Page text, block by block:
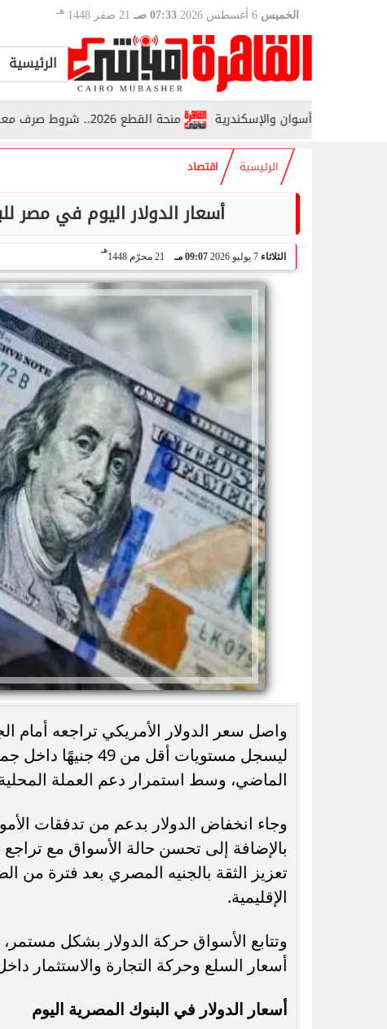
الخميس 07:33 صـ 21 صفر 1448 هـ
الرئيسية
منحة القطع 2026.. شروط صرف معاش عام كامل للابن أو الأخ وأسوان والإسكندرية
الرئيسية اقتصاد
أسعار الدولار اليوم في مصر
الثلاثاء 7 يوليو 2026 09:07 مـ 21 محرّم 1448
هـ
ليسجل مستويات
الماضي، وسط استمرار دعم العملة المحلية
وجاء انخفاض الدولار بدعم من تدفقات
بالإضافة إلى تحسن حالة الأسواق مع
تعزيز الثقة بالجنيه المصري بعد فترة من
الإقليمية.
وتتابع الأسواق حركة الدولار بشكل
أسعار السلع وحركة التجارة والاستثمار
أسعار الدولار في البنوك المصرية اليوم
رسميًا.. جدول امتحانات الشهادة الإعدادية
الدور الثاني بالقاهرة 2026
يحق للطالب